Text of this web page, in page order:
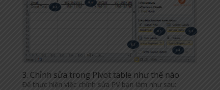
3. Chỉnh sửa trong Pivot table như thế nào
Để thực hiện việc chỉnh sửa PV bạn làm như sau: